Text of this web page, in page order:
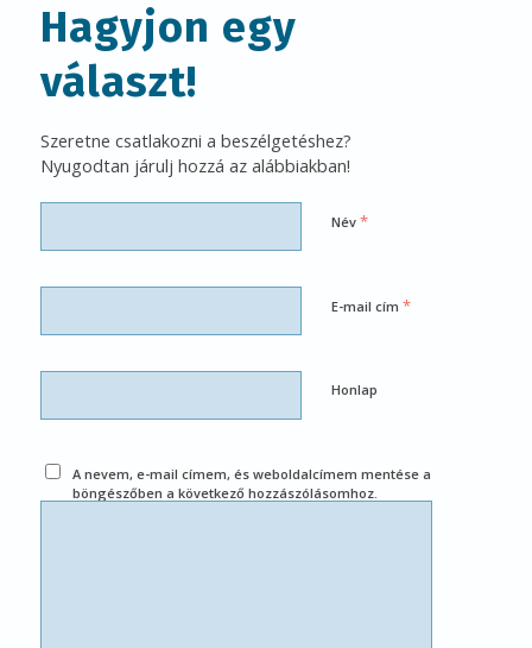
Hagyjon egy
választ!
Szeretne csatlakozni a beszélgetéshez?
Nyugodtan járulj hozzá az alábbiakban!
Név *
E-mail cím *
Honlap
A nevem, e-mail címem, és weboldalcímem mentése a
böngészőben a következő hozzászólásomhoz.